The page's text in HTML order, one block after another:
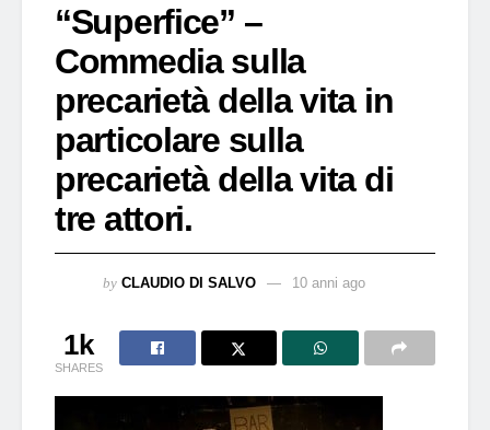
“Superfice” –
Commedia sulla
precarietà della vita in
particolare sulla
precarietà della vita di
tre attori.
by CLAUDIO DI SALVO 10 anni ago
1k
SHARES